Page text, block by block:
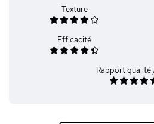
Texture
Efficacité
Rapport qualité